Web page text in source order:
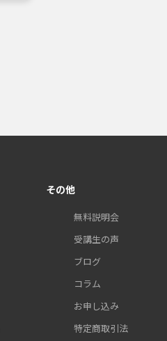
その他
無料説明会
受講生の声
ブログ
コラム
お申し込み
特定商取引法